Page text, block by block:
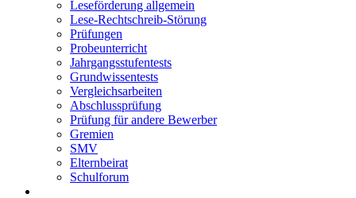
Leseförderung allgemein
Lese-Rechtschreib-Störung
Prüfungen
Probeunterricht
Jahrgangsstufentests
Grundwissentests
Vergleichsarbeiten
Abschlussprüfung
Prüfung für andere Bewerber
Gremien
SMV
Elternbeirat
Schulforum